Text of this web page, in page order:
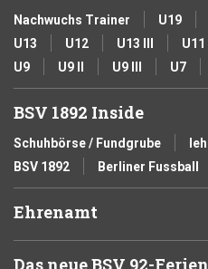
Nachwuchs Trainer U19
U13
U12 U13 III U11
U9
U9 II U9 III U7
BSV 1892 Inside
Schuhbörse / Fundgrube
BSV 1892
Berliner Fussball
Ehrenamt
Das neue BSV 92-